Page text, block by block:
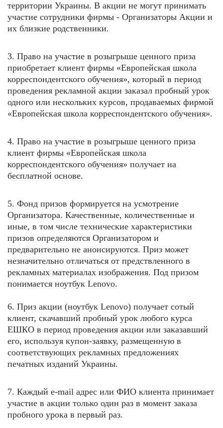
территории Украины. В акции не могут принимать
участие сотрудники фирмы - Организаторы Акции и
их близкие родственники.
3. Право на участие в розыгрыше ценного приза
приобретает клиент фирмы «Европейская школа
корреспондентского обучения», который в период
проведения рекламной акции заказал пробный урок
одного или нескольких курсов, продаваемых фирмой
«Европейская школа корреспондентского обучения».
4. Право на участие в розыгрыше ценного приза
клиент фирмы «Европейская школа
корреспондентского обучения» получает на
бесплатной основе.
5. Фонд призов формируется на усмотрение
Организатора. Качественные, количественные и
иные, в том числе технические характеристики
призов определяются Организатором и
предварительно не анонсируются. Приз может
незначительно отличаться от предствленного в
рекламных материалах изображения. Под призом
понимается ноутбук Lenovo.
6. Приз акции (ноутбук Lenovo) получает сотый
клиент, скачавший пробный урок любого курса
ЕШКО в период проведения акции или заказавший
его, используя купон-заявку, размещенную в
соответствующих рекламных предложениях
печатных изданий Украины.
7. Каждый e-mail адрес или ФИО клиента принимает
участие в акции только один раз в момент заказа
пробного урока в первый раз.